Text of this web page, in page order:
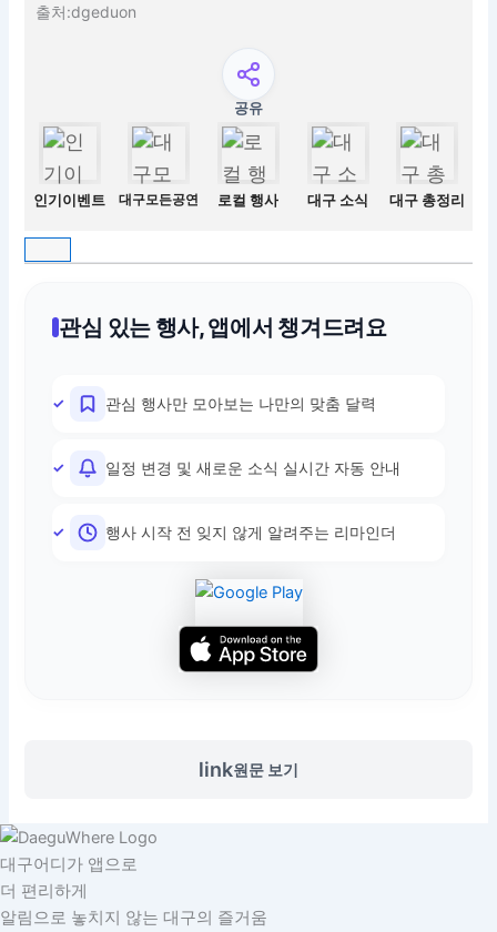
출처:dgeduon
공유
인기이벤트 대구모든공연 로컬 행사 대구 소식 대구 총정리
관심 있는 행사, 앱에서 챙겨드려요
관심 행사만 모아보는 나만의 맞춤 달력
일정 변경 및 새로운 소식 실시간 자동 안내
행사 시작 전 잊지 않게 알려주는 리마인더
link원문 보기
대구어디가 앱으로
더 편리하게
알림으로 놓치지 않는 대구의 즐거움